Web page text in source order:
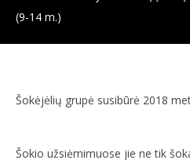
(9-14 m.)
Šokėjėlių grupė susibūrė 2018
Šokio užsiėmimuose jie ne tik